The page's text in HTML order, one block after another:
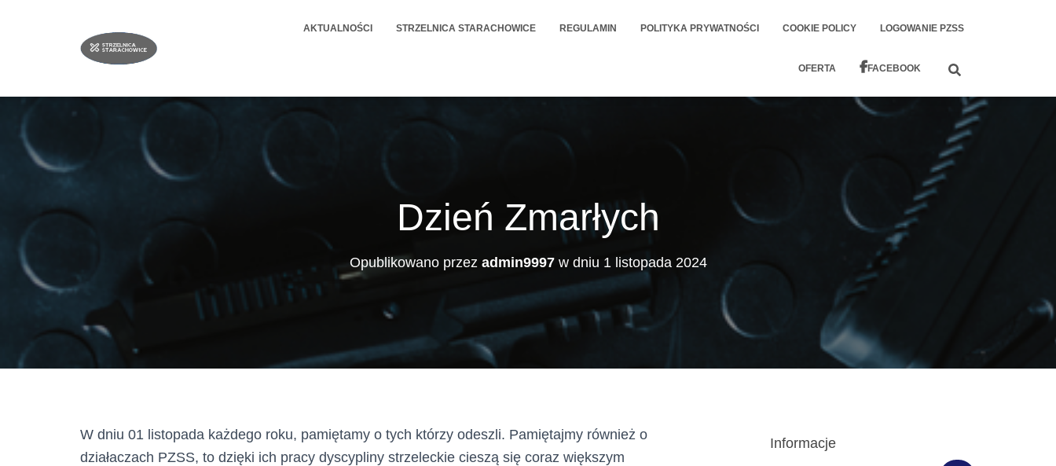
AKTUALNOŚCI STRZELNICA STARACHOWICE REGULAMIN POLITYKA PRYWATNOŚCI COOKIE POLICY LOGOWANIE PZSS
OFERTA FACEBOOK
Dzień Zmarłych
Opublikowano przez admin9997w dniu 1 listopada 2024
W dniu 01 listopada każdego roku, pamiętamy o tych którzy odeszli. Pamiętajmy również o
działaczach PZSS, to dzięki ich pracy dyscypliny strzeleckie cieszą się coraz większym
Informacje